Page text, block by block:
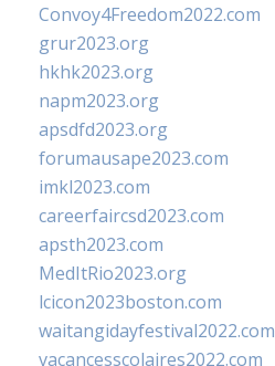
Convoy4Freedom2022.com
grur2023.org
hkhk2023.org
napm2023.org
apsdfd2023.org
forumausape2023.com
imkl2023.com
careerfaircsd2023.com
apsth2023.com
MedItRio2023.org
lcicon2023boston.com
waitangidayfestival2022.com
vacancesscolaires2022.com